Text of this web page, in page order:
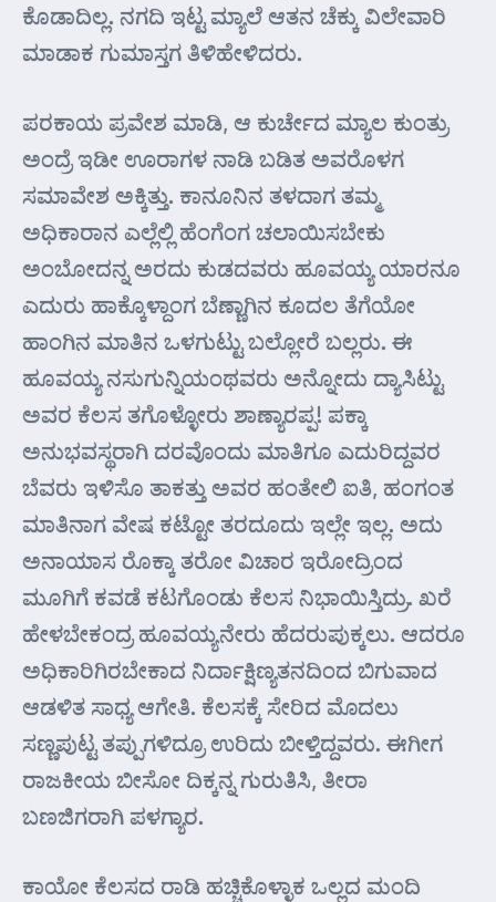
ಕೊಡಾದಿಲ್ಲ. ನಗದಿ ಇಟ್ಟ ಮ್ಯಾಲೆ ಆತನ ಚೆಕ್ಕು ವಿಲೇವಾರಿ
ಮಾಡಾಕ ಗುಮಾಸ್ತಗ ತಿಳಿಹೇಳಿದರು.
ಪರಕಾಯ ಪ್ರವೇಶ ಮಾಡಿ, ಆ ಕುರ್ಚೇದ ಮ್ಯಾಲ ಕುಂತ್ರು
ಅಂದ್ರೆ ಇಡೀ ಊರಾಗಳ ನಾಡಿ ಬಡಿತ ಅವರೊಳಗ
ಸಮಾವೇಶ ಅಕ್ಕಿತ್ತು. ಕಾನೂನಿನ ತಳದಾಗ ತಮ್ಮ
ಅಧಿಕಾರಾನ ಎಲ್ಲೆಲ್ಲಿ ಹೆಂಗೆಂಗ ಚಲಾಯಿಸಬೇಕು
ಅಂಬೋದನ್ನ ಅರದು ಕುಡದವರು ಹೂವಯ್ಯ ಯಾರನೂ
ಎದುರು ಹಾಕ್ಕೊಳ್ದಾಂಗ ಬೆಣ್ಣಾಗಿನ ಕೂದಲ ತೆಗೆಯೋ
ಹಾಂಗಿನ ಮಾತಿನ ಒಳಗುಟ್ಟು ಬಲ್ಲೋರೆ ಬಲ್ಲರು. ಈ
ಹೂವಯ್ಯ ನಸುಗುನ್ನಿಯಂಥವರು ಅನ್ನೋದು ದ್ಯಾಸಿಟ್ಟು
ಅವರ ಕೆಲಸ ತಗೊಳ್ಳೋರು ಶಾಣ್ಯಾರಪ್ಪ! ಪಕ್ಕಾ
ಅನುಭವಸ್ಥರಾಗಿ ದರವೊಂದು ಮಾತಿಗೂ ಎದುರಿದ್ದವರ
ಬೆವರು ಇಳಿಸೊ ತಾಕತ್ತು ಅವರ ಹಂತೇಲಿ ಐತಿ, ಹಂಗಂತ
ಮಾತಿನಾಗ ವೇಷ ಕಟ್ಟೋ ತರದೂದು ಇಲ್ಲೇ ಇಲ್ಲ. ಅದು
ಅನಾಯಾಸ ರೊಕ್ಕಾ ತರೋ ವಿಚಾರ ಇರೋದ್ರಿಂದ
ಮೂಗಿಗೆ ಕವಡೆ ಕಟಗೊಂಡು ಕೆಲಸ ನಿಭಾಯಿಸ್ತಿದ್ರು. ಖರೆ
ಹೇಳಬೇಕಂದ್ರ ಹೂವಯ್ಯನೇರು ಹೆದರುಪುಕ್ಕಲು. ಆದರೂ
ಅಧಿಕಾರಿಗಿರಬೇಕಾದ ನಿರ್ದಾಕ್ಷಿಣ್ಯತನದಿಂದ ಬಿಗುವಾದ
ಆಡಳಿತ ಸಾಧ್ಯ ಆಗೇತಿ. ಕೆಲಸಕ್ಕೆ ಸೇರಿದ ಮೊದಲು
ಸಣ್ಣಪುಟ್ಟ ತಪ್ಪುಗಳಿದ್ರೂ ಉರಿದು ಬೀಳ್ತಿದ್ದವರು. ಈಗೀಗ
ರಾಜಕೀಯ ಬೀಸೋ ದಿಕ್ಕನ್ನ ಗುರುತಿಸಿ, ತೀರಾ
ಬಣಜಿಗರಾಗಿ ಪಳಗ್ಯಾರ.
ಕಾಯೋ ಕೆಲಸದ ರಾಡಿ ಹಚ್ಚಿಕೊಳ್ಳಾಕ ಒಲ್ಲದ ಮಂದಿ